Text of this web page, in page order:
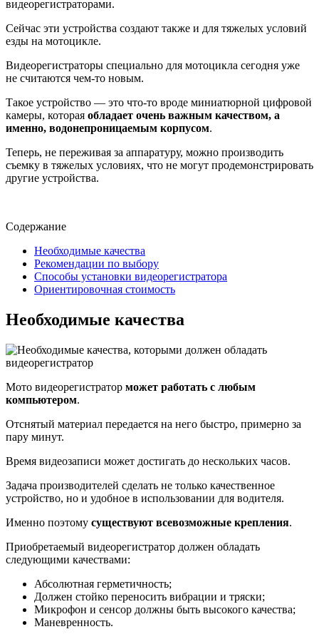
видеорегистраторами.
Сейчас эти устройства создают также и для тяжелых условий
езды на мотоцикле.
Видеорегистраторы специально для мотоцикла сегодня уже
не считаются чем-то новым.
Такое устройство — это что-то вроде миниатюрной цифровой
камеры, которая обладает очень важным качеством, а
именно, водонепроницаемым корпусом.
Теперь, не переживая за аппаратуру, можно производить
съемку в тяжелых условиях, что не могут продемонстрировать
другие устройства.
Содержание
Необходимые качества
Рекомендации по выбору
Способы установки видеорегистратора
Ориентировочная стоимость
Необходимые качества
Мото видеорегистратор может работать с любым
компьютером.
Отснятый материал передается на него быстро, примерно за
пару минут.
Время видеозаписи может достигать до нескольких часов.
Задача производителей сделать не только качественное
устройство, но и удобное в использовании для водителя.
Именно поэтому существуют всевозможные крепления.
Приобретаемый видеорегистратор должен обладать
следующими качествами:
Абсолютная герметичность;
Должен стойко переносить вибрации и тряски;
Микрофон и сенсор должны быть высокого качества;
Маневренность.